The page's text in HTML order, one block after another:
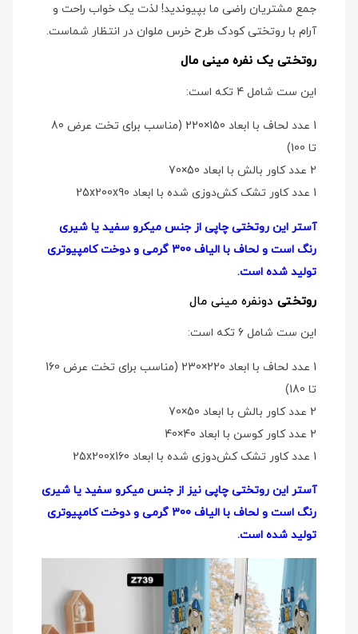
جمع مشتریان راضی ما بپیوندید! لذت یک خواب راحت و
آرام با روتختی کودک طرح خرس ملوان در انتظار شماست.
روتختی یک نفره مینی مال
این ست شامل 4 تکه است:
1 عدد لحاف با ابعاد 150×220 (مناسب برای تخت عرض 80
تا 100)
2 عدد کاور بالش با ابعاد 50×70
1 عدد کاور تشک کش‌دوزی شده با ابعاد 25x200x90
آستر این روتختی چاپی از جنس میکرو سفید یا شیری
رنگ است و لحاف با الیاف 300 گرمی و دوخت کامپیوتری
تولید شده است.
روتختی دو‌نفره مینی مال
این ست شامل 6 تکه است:
1 عدد لحاف با ابعاد 220×230 (مناسب برای تخت عرض 160
تا 180)
2 عدد کاور بالش با ابعاد 50×70
2 عدد کاور کوسن با ابعاد 40×40
1 عدد کاور تشک کش‌دوزی شده با ابعاد 25x200x160
آستر این روتختی چاپی نیز از جنس میکرو سفید یا شیری
رنگ است و لحاف با الیاف 300 گرمی و دوخت کامپیوتری
تولید شده است.